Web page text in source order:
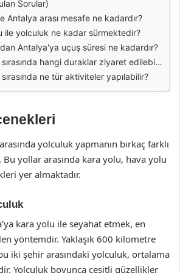
Sorular)
Antalya arası mesafe ne kadardır?
ile yolculuk ne kadar sürmektedir?
Antalya'ya uçuş süresi ne kadardır?
hangi duraklar ziyaret edilebilir?
ne tür aktiviteler yapılabilir?
yolculuk yapmanın birkaç farklı
yollar arasında kara yolu, hava yolu
yer almaktadır.
kara yolu ile seyahat etmek, en
yöntemdir. Yaklaşık 600 kilometre
iki şehir arasındaki yolculuk, ortalama
Yolculuk boyunca çeşitli güzellikler